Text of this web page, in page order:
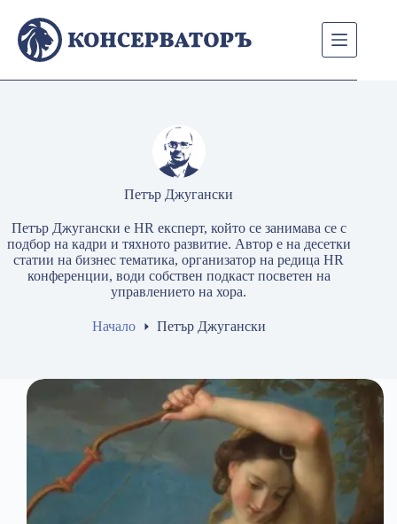
content
Петър Джугански
Петър Джугански е HR експерт, който се занимава се с
подбор на кадри и тяхното развитие. Автор е на десетки
статии на бизнес тематика, организатор на редица HR
конференции, води собствен подкаст посветен на
управлението на хора.
Начало Петър Джугански